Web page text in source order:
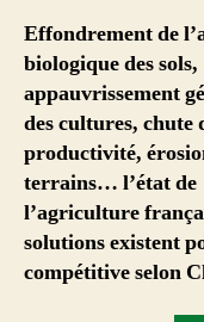
Effondrement de
biologique des sols,
appauvrissement
des cultures, chute
productivité,
terrains… l’état de
l’agriculture
solutions existent
compétitive selon